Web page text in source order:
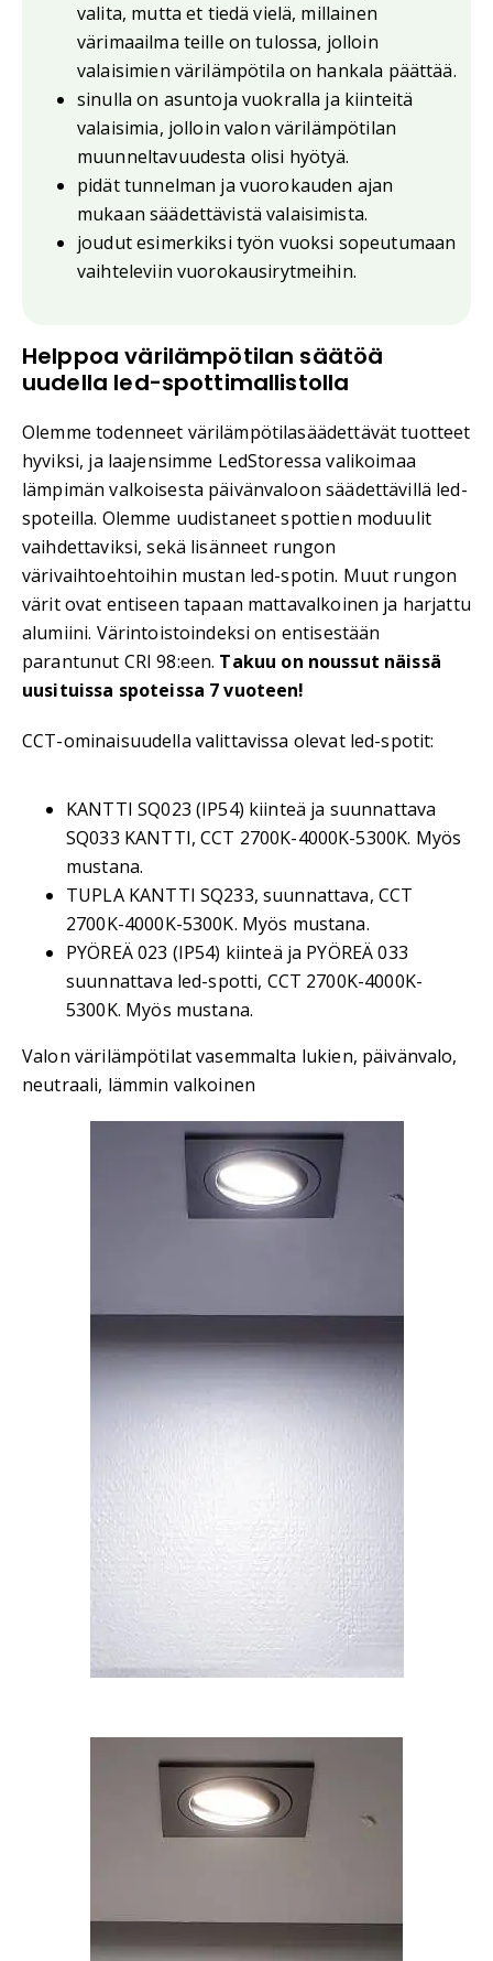
valita, mutta et tiedä vielä, millainen
värimaailma teille on tulossa, jolloin
valaisimien värilämpötila on hankala päättää.
sinulla on asuntoja vuokralla ja kiinteitä
valaisimia, jolloin valon värilämpötilan
muunneltavuudesta olisi hyötyä.
pidät tunnelman ja vuorokauden ajan
mukaan säädettävistä valaisimista.
joudut esimerkiksi työn vuoksi sopeutumaan
vaihteleviin vuorokausirytmeihin.
Helppoa värilämpötilan säätöä
uudella led-spottimallistolla
Olemme todenneet värilämpötilasäädettävät tuotteet
hyviksi, ja laajensimme LedStoressa valikoimaa
lämpimän valkoisesta päivänvaloon säädettävillä led-
spoteilla. Olemme uudistaneet spottien moduulit
vaihdettaviksi, sekä lisänneet rungon
värivaihtoehtoihin mustan led-spotin. Muut rungon
värit ovat entiseen tapaan mattavalkoinen ja harjattu
alumiini. Värintoistoindeksi on entisestään
parantunut CRI 98:een. Takuu on noussut näissä
uusituissa spoteissa 7 vuoteen!
CCT-ominaisuudella valittavissa olevat led-spotit:
KANTTI SQ023 (IP54) kiinteä ja suunnattava
SQ033 KANTTI, CCT 2700K-4000K-5300K. Myös
mustana.
TUPLA KANTTI SQ233, suunnattava, CCT
2700K-4000K-5300K. Myös mustana.
PYÖREÄ 023 (IP54) kiinteä ja PYÖREÄ 033
suunnattava led-spotti, CCT 2700K-4000K-
5300K. Myös mustana.
Valon värilämpötilat vasemmalta lukien, päivänvalo,
neutraali, lämmin valkoinen